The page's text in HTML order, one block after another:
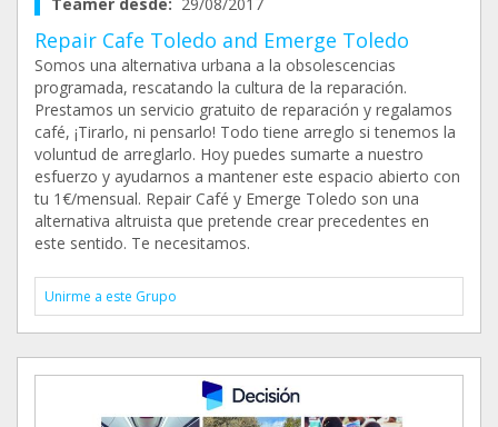
Repair Cafe Toledo and Emerge Toledo
Somos una alternativa urbana a la obsolescencias
programada, rescatando la cultura de la reparación.
Prestamos un servicio gratuito de reparación y regalamos
café, ¡Tirarlo, ni pensarlo! Todo tiene arreglo si tenemos la
voluntud de arreglarlo. Hoy puedes sumarte a nuestro
esfuerzo y ayudarnos a mantener este espacio abierto con
tu 1€/mensual. Repair Café y Emerge Toledo son una
alternativa altruista que pretende crear precedentes en
este sentido. Te necesitamos.
Unirme a este Grupo